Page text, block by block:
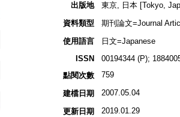
出版地
東京, 日本 [Tokyo,
資料類型
期刊論文=Journal
使用語言
日文=Japanese
ISSN
00194344 (P);
點閱次數
759
建檔日期 2007.05.04
更新日期 2019.01.29